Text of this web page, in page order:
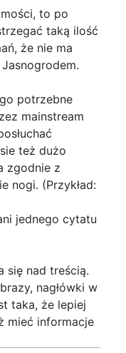
to po
taką ilość
że nie ma
potrzebne
mainstream
też dużo
zgodnie z
nogi. (Przykład:
jednego cytatu
się nad treścią.
nagłówki w
taka, że lepiej
mieć informacje